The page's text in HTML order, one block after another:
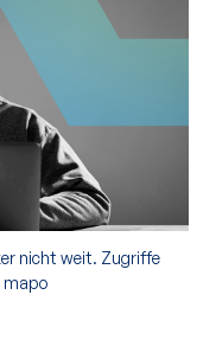
nicht weit. Zugriffe
mapo